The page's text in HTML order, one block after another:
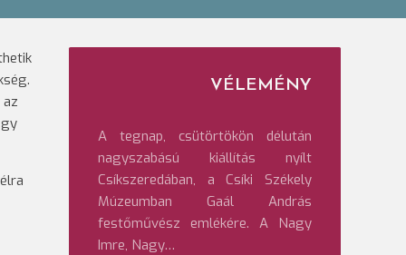
VÉLEMÉNY
A tegnap, csütörtökön délután
nagyszabású kiállítás nyílt
Csíkszeredában, a Csíki Székely
Múzeumban Gaál András
festőművész emlékére. A Nagy
Imre, Nagy…